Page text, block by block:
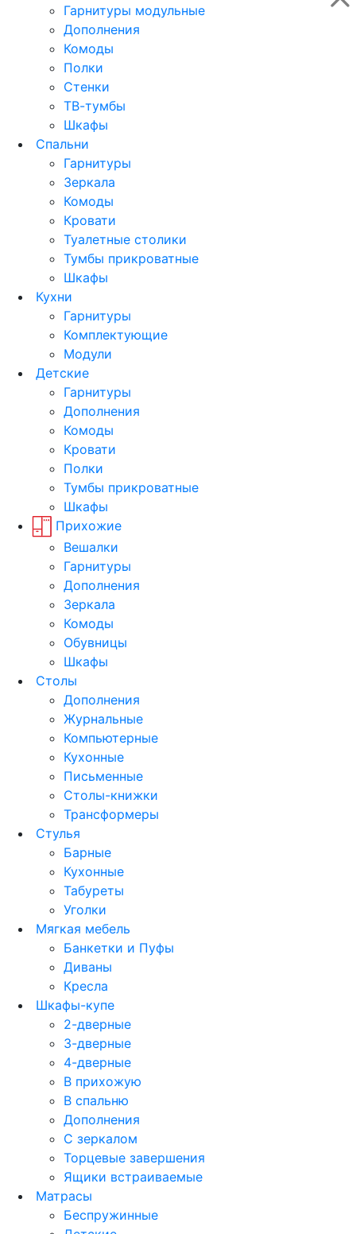
Гарнитуры модульные
Дополнения
Комоды
Полки
Стенки
ТВ-тумбы
Шкафы
Спальни
Гарнитуры
Зеркала
Комоды
Кровати
Туалетные столики
Тумбы прикроватные
Шкафы
Кухни
Гарнитуры
Комплектующие
Модули
Детские
Гарнитуры
Дополнения
Комоды
Кровати
Полки
Тумбы прикроватные
Шкафы
Прихожие
Вешалки
Гарнитуры
Дополнения
Зеркала
Комоды
Обувницы
Шкафы
Столы
Дополнения
Журнальные
Компьютерные
Кухонные
Письменные
Столы-книжки
Трансформеры
Стулья
Барные
Кухонные
Табуреты
Уголки
Мягкая мебель
Банкетки и Пуфы
Диваны
Кресла
Шкафы-купе
2-дверные
3-дверные
4-дверные
В прихожую
В спальню
Дополнения
С зеркалом
Торцевые завершения
Ящики встраиваемые
Матрасы
Беспружинные